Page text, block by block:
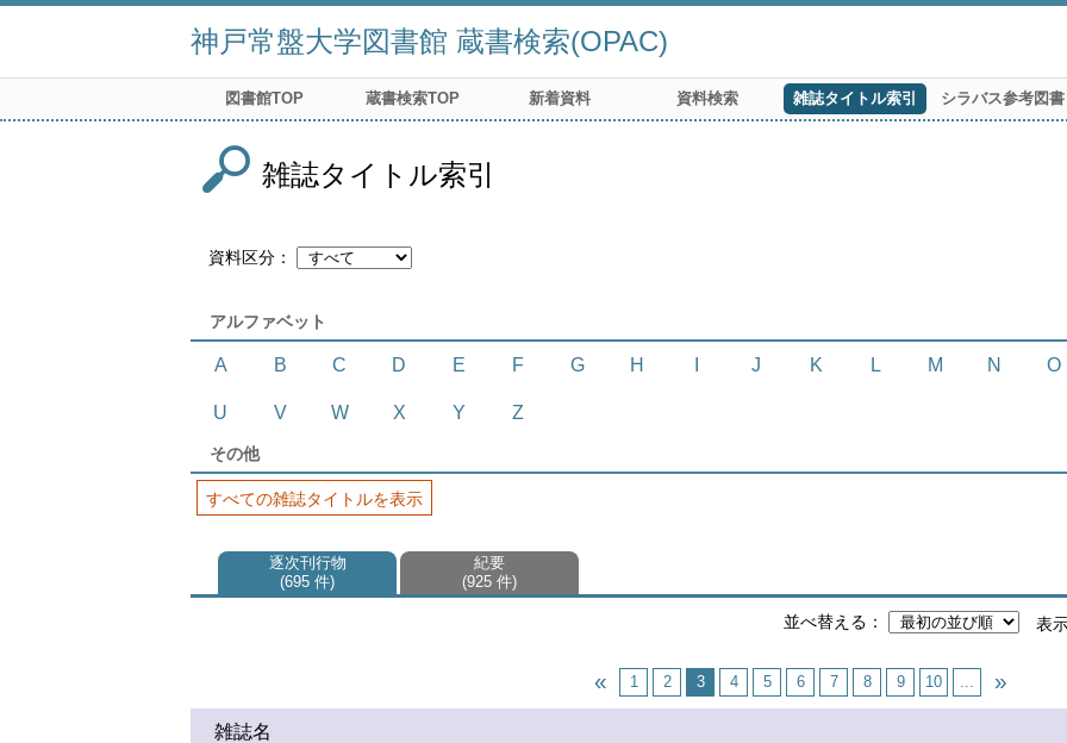
神戸常盤大学図書館 蔵書検索(OPAC)
図書館TOP 蔵書検索TOP 新着資料 資料検索 雑誌タイトル索引 シラバス参考図書
雑誌タイトル索引
資料区分
アルファベット
A B C D E F G H J K L M N O
U V W X Y Z
その他
すべての雑誌タイトルを表示
逐次刊行物
695 件
紀要
925 件
並べ替える 表
1 2 3 4 5 6 7 8 9 10 ...
雑誌名